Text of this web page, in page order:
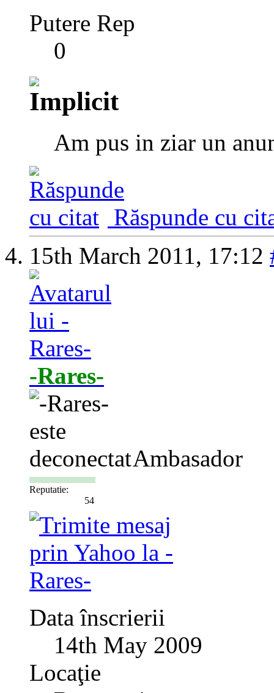
Putere Rep
0
Am pus in ziar un
Răspunde cu
15th March 2011, 17:12
-Rares-
Ambasador
Reputatie:
54
Data înscrierii
14th May 2009
Locaţie